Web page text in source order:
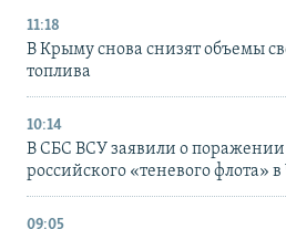
11:18
В Крыму снова снизят объемы
топлива
10:14
В СБС ВСУ заявили о поражении
российского «теневого флота»
09:05